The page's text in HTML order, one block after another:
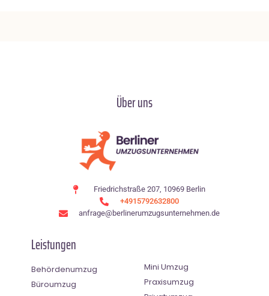
Über uns
Friedrichstraße 207, 10969 Berlin
+4915792632800
anfrage@berlinerumzugsunternehmen.de
Leistungen
Behördenumzug
Büroumzug
Mini Umzug
Praxisumzug